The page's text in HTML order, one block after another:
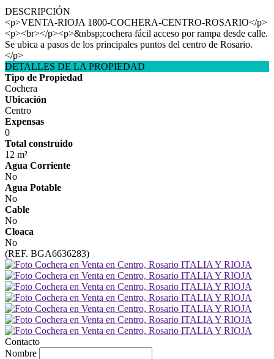
DESCRIPCIÓN
<p>VENTA-RIOJA 1800-COCHERA-CENTRO-ROSARIO</p>
<p><br></p><p>&nbsp;cochera fácil acceso por rampa desde calle.
Se ubica a pasos de los principales puntos del centro de Rosario.
</p>
DETALLES DE LA PROPIEDAD
Tipo de Propiedad
Cochera
Ubicación
Centro
Expensas
0
Total construido
12 m²
Agua Corriente
No
Agua Potable
No
Cable
No
Cloaca
No
(REF. BGA6636283)
Contacto
Nombre